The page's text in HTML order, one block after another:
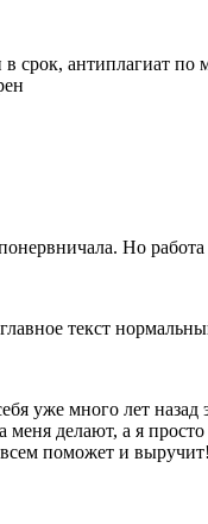
срок, антиплагиат
Но работа
текст
уже много лет
делают, а я
поможет и выручит!